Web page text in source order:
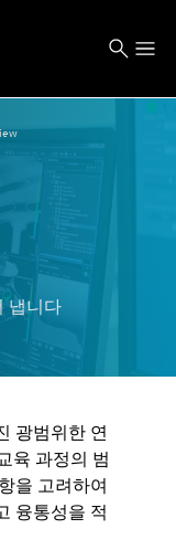
냅니다
광범위한 연
육 과정의 범
을 고려하여
융통성을 적